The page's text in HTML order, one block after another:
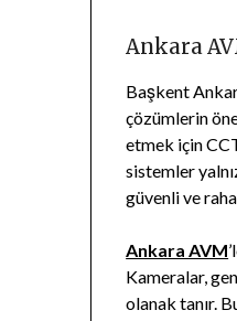
Ankara
Başkent
çözümlerin
etmek için
sistemler
güvenli ve
Ankara AVM
Kameralar,
olanak tanır.